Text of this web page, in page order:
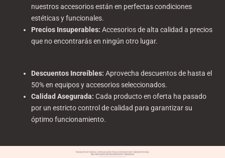
nuestros accesorios están en perfectas condiciones
estéticas y funcionales.
Precios Insuperables: Accesorios de alta calidad a precios
que no encontrarás en ningún otro lugar.
Descuentos Increíbles: Aprovecha descuentos de hasta el
50% en equipos y accesorios seleccionados.
Calidad Asegurada: Cada producto en oferta ha pasado
por un estricto control de calidad para garantizar su
óptimo funcionamiento.